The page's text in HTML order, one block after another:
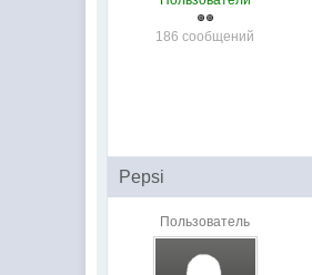
186 сообщений
Pepsi
Пользователь